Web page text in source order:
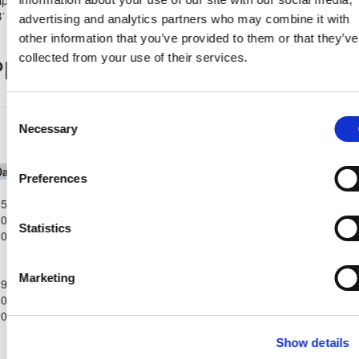
advertising and analytics partners who may combine it with
other information that you’ve provided to them or that they’ve
collected from your use of their services.
Selection
Necessary
Preferences
Statistics
Marketing
Show details
Κατηγορίας 2025/26
Record
Παγκύπριο Πρωτάθλημα Νέων Κ-19 Β΄
Competition
Out
Παγκύπριο
Κατηγορίας
90'
Πρωτάθλημα
Κατηγορίας